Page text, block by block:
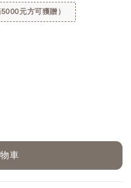
元方可獲贈）
車